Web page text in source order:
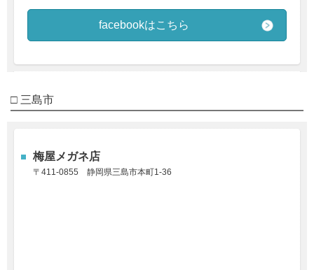
facebookはこちら
□ 三島市
梅屋メガネ店
〒411-0855 静岡県三島市本町1-36